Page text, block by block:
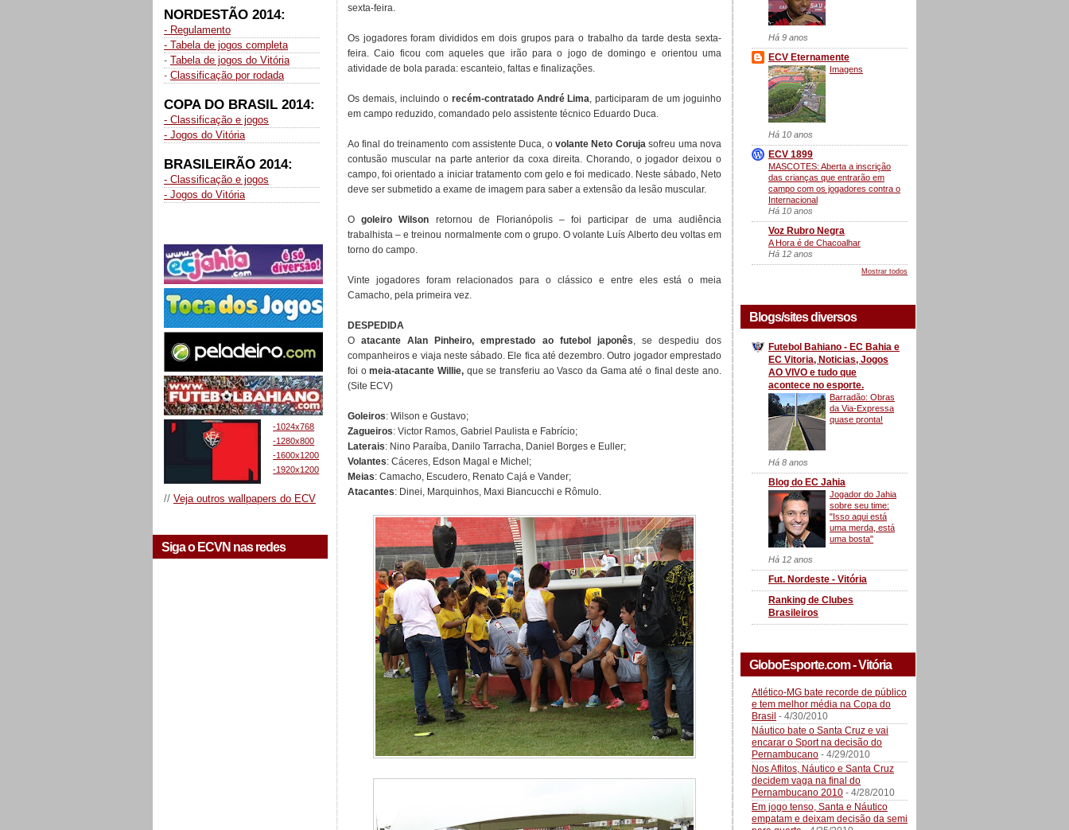
NORDESTÃO 2014:
- Regulamento
- Tabela de jogos completa
- Tabela de jogos do Vitória
- Classificação por rodada
COPA DO BRASIL 2014:
- Classificação e jogos
- Jogos do Vitória
BRASILEIRÃO 2014:
- Classificação e jogos
- Jogos do Vitória
-1024x768
-1280x800
-1600x1200
-1920x1200
// Veja outros wallpapers do ECV
Siga o ECVN nas redes
sexta-feira.
Os jogadores foram divididos em dois grupos para o trabalho da tarde desta sexta-
feira. Caio ficou com aqueles que irão para o jogo de domingo e orientou uma
atividade de bola parada: escanteio, faltas e finalizações.
Os demais, incluindo o recém-contratado André Lima, participaram de um joguinho
em campo reduzido, comandado pelo assistente técnico Eduardo Duca.
Ao final do treinamento com assistente Duca, ovolante Neto Corujasofreu uma nova
contusão muscular na parte anterior da coxa direita. Chorando, o jogador deixou o
campo, foi orientado a iniciar tratamento com gelo e foi medicado. Neste sábado, Neto
deve ser submetido a exame de imagem para saber a extensão da lesão muscular.
Ogoleiro Wilson retornou de Florianópolis – foi participar de uma audiência
trabalhista – e treinou normalmente com o grupo. O volante Luís Alberto deu voltas em
torno do campo.
Vinte jogadores foram relacionados para o clássico e entre eles está o meia
Camacho, pela primeira vez.
DESPEDIDA
Oatacante Alan Pinheiro, emprestado ao futebol japonês, se despediu dos
companheiros e viaja neste sábado. Ele fica até dezembro. Outro jogador emprestado
foi omeia-atacante Willie, que se transferiu ao Vasco da Gama até o final deste ano.
(Site ECV)
Goleiros: Wilson e Gustavo;
Zagueiros: Victor Ramos, Gabriel Paulista e Fabrício;
Laterais: Nino Paraíba, Danilo Tarracha, Daniel Borges e Euller;
Volantes: Cáceres, Edson Magal e Michel;
Meias: Camacho, Escudero, Renato Cajá e Vander;
Atacantes: Dinei, Marquinhos, Maxi Biancucchi e Rômulo.
Há 9 anos
ECV Eternamente
Imagens
Há 10 anos
ECV 1899
MASCOTES: Aberta a inscrição
das crianças que entrarão em
campo com os jogadores contra o
Internacional
Há 10 anos
Voz Rubro Negra
A Hora é de Chacoalhar
Há 12 anos
Mostrar todos
Blogs/sites diversos
Futebol Bahiano - EC Bahia e
EC Vitoria, Noticias, Jogos
AO VIVO e tudo que
acontece no esporte.
Barradão: Obras
da Via-Expressa
quase pronta!
Há 8 anos
Blog do EC Jahia
Jogador do Jahia
sobre seu time:
"Isso aqui está
uma merda, está
uma bosta"
Há 12 anos
Fut. Nordeste - Vitória
Ranking de Clubes
Brasileiros
GloboEsporte.com - Vitória
Atlético-MG bate recorde de público
e tem melhor média na Copa do
Brasil - 4/30/2010
Náutico bate o Santa Cruz e vai
encarar o Sport na decisão do
Pernambucano - 4/29/2010
Nos Aflitos, Náutico e Santa Cruz
decidem vaga na final do
Pernambucano 2010 - 4/28/2010
Em jogo tenso, Santa e Náutico
empatam e deixam decisão da semi